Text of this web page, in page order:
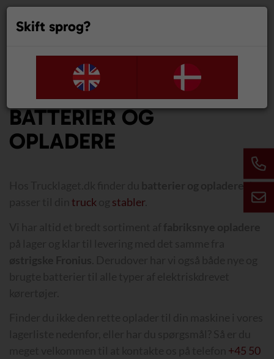
BATTERIER OG
OPLADERE
batterier og opladereder
truck stabler.
+45 50
Skift sprog?